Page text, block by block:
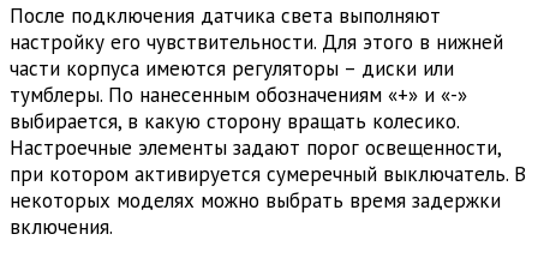
После подключения датчика света выполняют
настройку его чувствительности. Для этого в нижней
части корпуса имеются регуляторы – диски или
тумблеры. По нанесенным обозначениям «+» и «-»
выбирается, в какую сторону вращать колесико.
Настроечные элементы задают порог освещенности,
при котором активируется сумеречный выключатель. В
некоторых моделях можно выбрать время задержки
включения.